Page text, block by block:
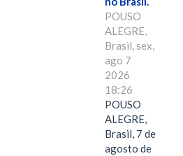
POUSO
ALEGRE,
Brasil, sex,
ago 7
2026
18:26
POUSO
ALEGRE,
Brasil, 7 de
agosto de